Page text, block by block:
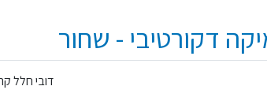
דקורטיבי - שחור
דובי חלל